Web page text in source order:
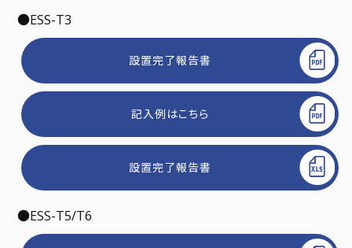
●ESS-T3
設置完了報告書
記入例はこちら
設置完了報告書
●ESS-T5/T6